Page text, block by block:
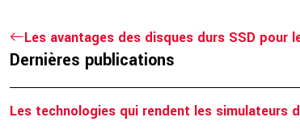
Les avantages des disques durs SSD
Dernières publications
Les technologies qui rendent les simulateurs